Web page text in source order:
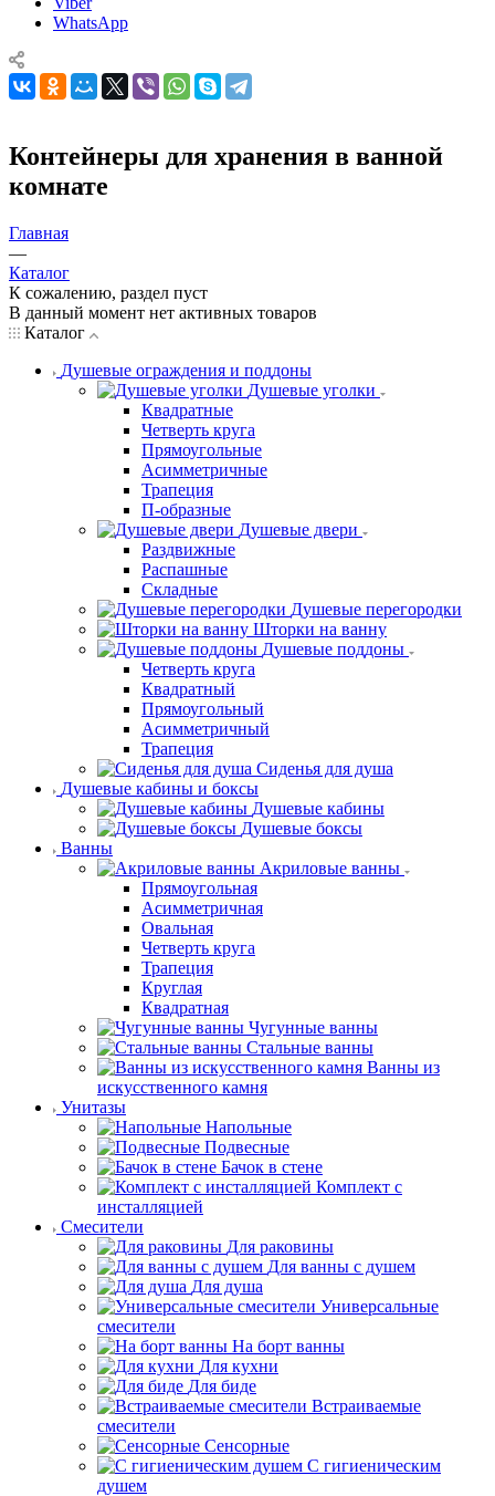
WhatsApp
Контейнеры для хранения в ванной
комнате
Главная
—
Каталог
К сожалению, раздел пуст
В данный момент нет активных товаров
Каталог
Душевые ограждения и поддоны
Душевые уголки
Квадратные
Четверть круга
Прямоугольные
Асимметричные
Трапеция
П-образные
Душевые двери
Раздвижные
Распашные
Складные
Душевые перегородки
Шторки на ванну
Душевые поддоны
Четверть круга
Квадратный
Прямоугольный
Асимметричный
Трапеция
Сиденья для душа
Душевые кабины и боксы
Душевые кабины
Душевые боксы
Ванны
Акриловые ванны
Прямоугольная
Асимметричная
Овальная
Четверть круга
Трапеция
Круглая
Квадратная
Чугунные ванны
Стальные ванны
Ванны из
искусственного камня
Унитазы
Напольные
Подвесные
Бачок в стене
Комплект с
инсталляцией
Смесители
Для раковины
Для ванны с душем
Для душа
Универсальные
смесители
На борт ванны
Для кухни
Для биде
Встраиваемые
смесители
Сенсорные
С гигиеническим
душем